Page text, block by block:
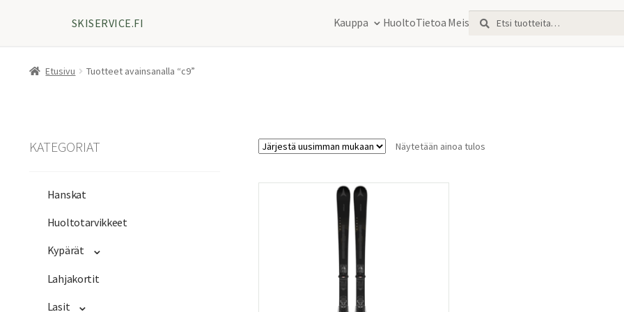
SKISERVICE.FI Kauppa HuoltoTietoa MeistäEtsi:
Haku
Etusivu Tuotteet avainsanalla “c9”
Näytetään ainoa tulos
KATEGORIAT
Hanskat
Huoltotarvikkeet
Kypärät
Lahjakortit
Lasit